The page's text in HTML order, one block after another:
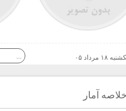
۱۸ مرداد ۰۵
آمار